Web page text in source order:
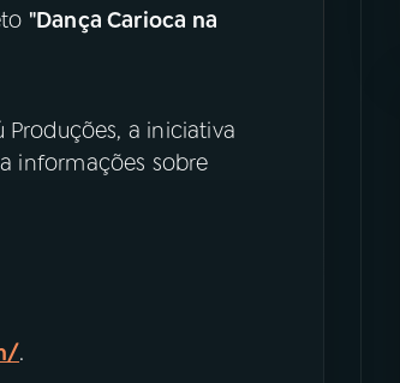
"Dança Carioca na
a iniciativa
informações sobre
.